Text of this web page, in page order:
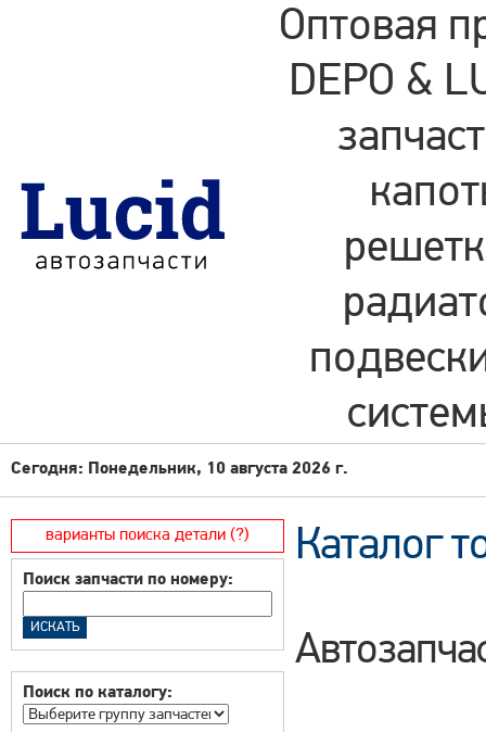
Оптовая
DEPO &
Сегодня: Понедельник, 10 августа 2026 г.
варианты поиска детали (?)
Поиск запчасти по номеру:
Поиск по каталогу:
Каталог